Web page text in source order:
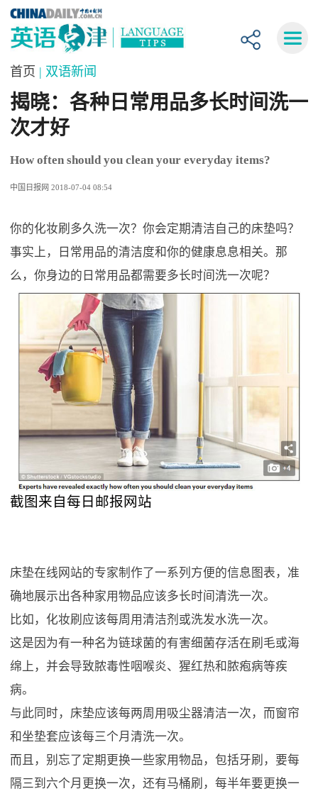
首页 | 双语新闻
揭晓：各种日常用品多长时间洗一
次才好
How often should you clean your everyday items?
中国日报网 2018-07-04 08:54
你的化妆刷多久洗一次？你会定期清洁自己的床垫吗？
事实上，日常用品的清洁度和你的健康息息相关。那
么，你身边的日常用品都需要多长时间洗一次呢？
截图来自每日邮报网站
床垫在线网站的专家制作了一系列方便的信息图表，准
确地展示出各种家用物品应该多长时间清洗一次。
比如，化妆刷应该每周用清洁剂或洗发水洗一次。
这是因为有一种名为链球菌的有害细菌存活在刷毛或海
绵上，并会导致脓毒性咽喉炎、猩红热和脓疱病等疾
病。
与此同时，床垫应该每两周用吸尘器清洁一次，而窗帘
和坐垫套应该每三个月清洗一次。
而且，别忘了定期更换一些家用物品，包括牙刷，要每
隔三到六个月更换一次，还有马桶刷，每半年要更换一